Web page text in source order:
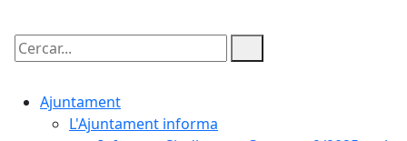
Cercar:
Ajuntament
L'Ajuntament informa